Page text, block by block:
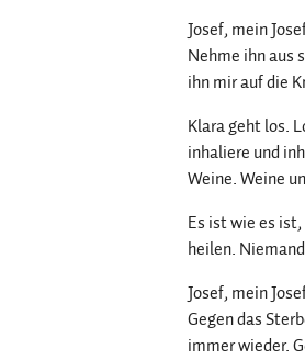
Josef, mein
Nehme ihn aus
ihn mir auf die
Klara geht los.
inhaliere und
Weine. Weine
Es ist wie es
heilen.
Josef, mein
Gegen das
immer wieder.